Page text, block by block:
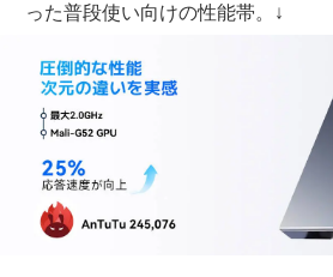
った普段使い向けの性能帯。↓